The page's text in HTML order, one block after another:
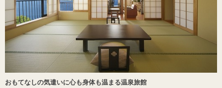
おもてなしの気遣いに心も身体も温まる温泉旅館